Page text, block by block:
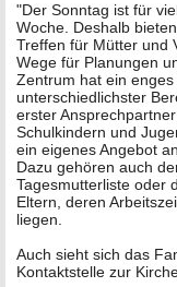
"Der Sonntag ist für
Woche. Deshalb
Treffen für Mütter und
Wege für Planungen
Zentrum hat ein
unterschiedlichster
erster
Schulkindern und
ein eigenes Angebot
Dazu gehören auch
Tagesmutterliste oder
Eltern, deren
liegen.
Auch sieht sich das
Kontaktstelle zur